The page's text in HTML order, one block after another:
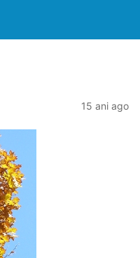
15 ani ago